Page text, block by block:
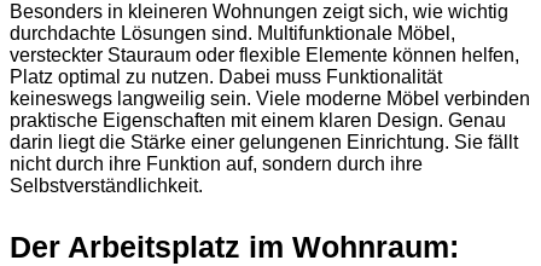
Besonders in kleineren Wohnungen zeigt sich, wie wichtig
durchdachte Lösungen sind. Multifunktionale Möbel,
versteckter Stauraum oder flexible Elemente können helfen,
Platz optimal zu nutzen. Dabei muss Funktionalität
keineswegs langweilig sein. Viele moderne Möbel verbinden
praktische Eigenschaften mit einem klaren Design. Genau
darin liegt die Stärke einer gelungenen Einrichtung. Sie fällt
nicht durch ihre Funktion auf, sondern durch ihre
Selbstverständlichkeit.
Der Arbeitsplatz im Wohnraum: